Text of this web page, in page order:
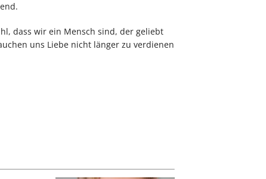
dass wir ein Mensch sind, der geliebt
uns Liebe nicht länger zu verdienen